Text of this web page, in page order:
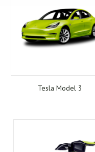
Tesla Model 3